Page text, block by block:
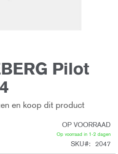
Pilot
en koop dit product
OP VOORRAAD
Op voorraad in 1-2 dagen
SKU 2047